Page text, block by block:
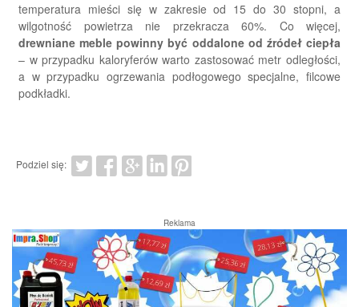
temperatura mieści się w zakresie od 15 do 30 stopni, a
wilgotność powietrza nie przekracza 60%. Co więcej,
drewniane meble powinny być oddalone od źródeł ciepła
– w przypadku kaloryferów warto zastosować metr odległości,
a w przypadku ogrzewania podłogowego specjalne, filcowe
podkładki.
Podziel się:
Reklama